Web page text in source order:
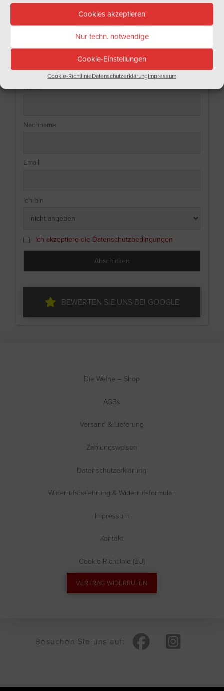
Cookies akzeptieren
Nur techn. notwendige
Cookie-Einstellungen
Cookie-RichtlinieDatenschutzerklärungImpressum
NEWSLETTER
Haben Sie Lust auf regelmäßige Informationen aus der Welt des Weins?
Tragen Sie sich doch gleich in unseren Newsletter ein!
Name
Nachname
Email
Ich bin
Ich akzeptiere die Datenschutzbedingungen
BEWERTEN SIE UNS BEI GOOGLE
Die Weine – Shop
AGBs
Versand & Lieferung
Zahlungsweisen
Datenschutzerklärung
Widerrufsbelehrung & Widerrufsformular
Impressum
Kontakt
Cookie-Richtlinie (EU)
VERTRAG WIDERRUFEN
Besuchen Sie uns auf: